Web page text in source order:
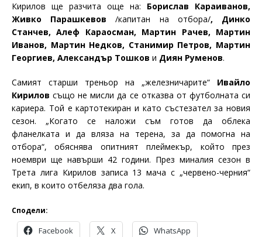
Кирилов ще разчита още на: Борислав Караиванов,
Живко Парашкевов/капитан на отбора/, Динко
Станчев, Алеф Караосман, Мартин Рачев, Мартин
Иванов, Мартин Недков, Станимир Петров, Мартин
Георгиев, Александър Тошков и Диян Руменов.
Самият старши треньор на „железничарите“ Ивайло
Кирилов също не мисли да се отказва от футболната си
кариера. Той е картотекиран и като състезател за новия
сезон. „Когато се наложи съм готов да облека
фланелката и да вляза на терена, за да помогна на
отбора“, обяснява опитният плеймекър, който през
ноември ще навърши 42 години. През миналия сезон в
Трета лига Кирилов записа 13 мача с „червено-черния“
екип, в които отбеляза два гола.
Сподели:
Facebook X WhatsApp